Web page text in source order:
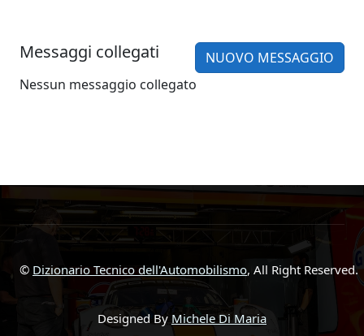
Messaggi collegati
NUOVO MESSAGGIO
Nessun messaggio collegato
© Dizionario Tecnico dell'Automobilismo, All Right Reserved.
Designed By Michele Di Maria